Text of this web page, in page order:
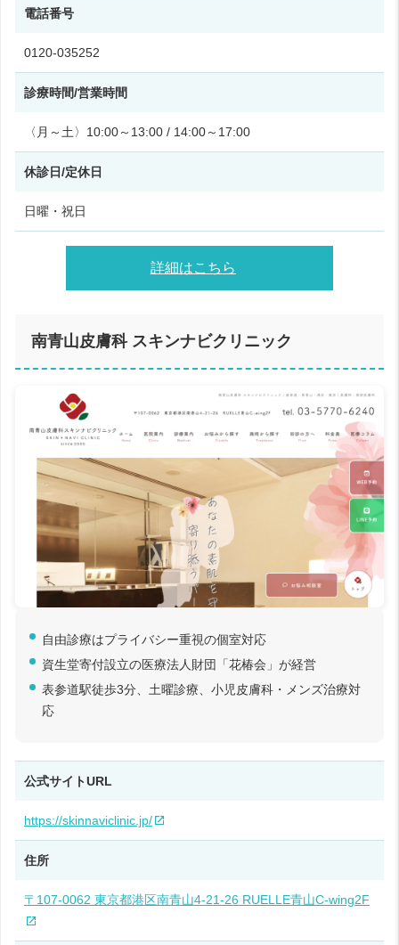
電話番号
0120-035252
診療時間/営業時間
〈月～土〉10:00～13:00 / 14:00～17:00
休診日/定休日
日曜・祝日
詳細はこちら
南青山皮膚科 スキンナビクリニック
自由診療はプライバシー重視の個室対応
資生堂寄付設立の医療法人財団「花椿会」が経営
表参道駅徒歩3分、土曜診療、小児皮膚科・メンズ治療対
応
公式サイトURL
https://skinnaviclinic.jp/
住所
〒107-0062 東京都港区南青山4-21-26 RUELLE青山C-wing2F